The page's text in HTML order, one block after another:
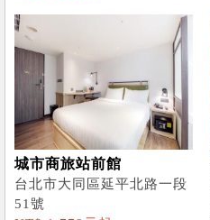
城市商旅站前館
台北市大同區延平北路一段
51號